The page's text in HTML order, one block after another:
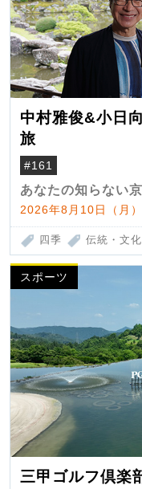
中村雅俊&小日
旅
#161
あなたの知らない
2026年8月10日（月
四季 伝統・文化
スポーツ
三甲ゴルフ倶楽